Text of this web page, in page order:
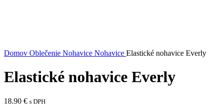
Domov Oblečenie Nohavice Nohavice Elastické nohavice Everly
Elastické nohavice Everly
18.90 € s DPH